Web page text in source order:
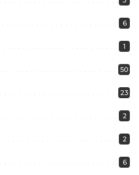
6
1
50
23
2
2
6